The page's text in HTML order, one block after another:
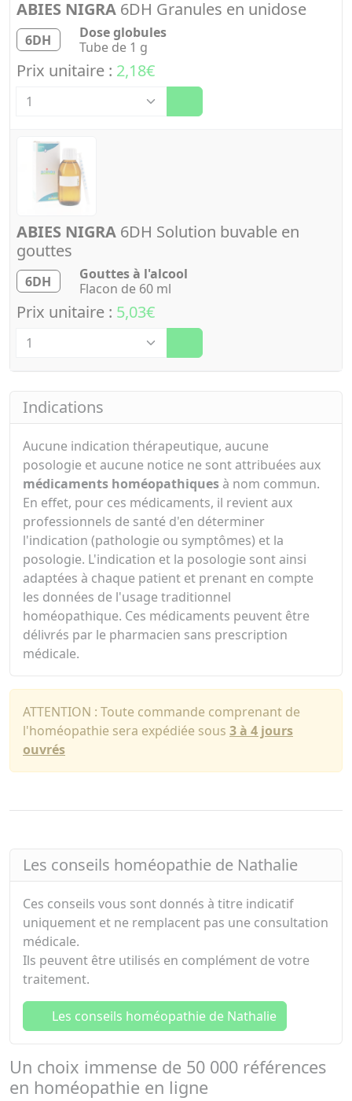
ABIES NIGRA 6DH Granules en unidose
6DH
Dose globules
Tube de 1 g
Prix unitaire : 2,18€
ABIES NIGRA 6DH Solution buvable en
gouttes
6DH
Gouttes à l'alcool
Flacon de 60 ml
Prix unitaire : 5,03€
Indications
Aucune indication thérapeutique, aucune
posologie et aucune notice ne sont attribuées aux
médicaments homéopathiques à nom commun.
En effet, pour ces médicaments, il revient aux
professionnels de santé d'en déterminer
l'indication (pathologie ou symptômes) et la
posologie. L'indication et la posologie sont ainsi
adaptées à chaque patient et prenant en compte
les données de l'usage traditionnel
homéopathique. Ces médicaments peuvent être
délivrés par le pharmacien sans prescription
médicale.
ATTENTION : Toute commande comprenant de
l'homéopathie sera expédiée sous 3 à 4 jours
ouvrés
Les conseils homéopathie de Nathalie
Ces conseils vous sont donnés à titre indicatif
uniquement et ne remplacent pas une consultation
médicale.
Ils peuvent être utilisés en complément de votre
traitement.
Les conseils homéopathie de Nathalie
Un choix immense de 50 000 références
en homéopathie en ligne